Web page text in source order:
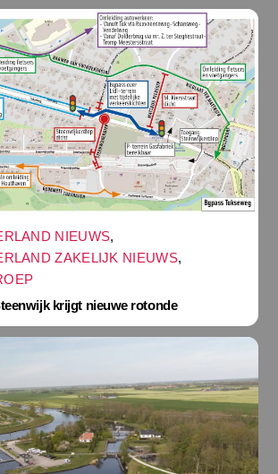
NIEUWS,
ZAKELIJK NIEUWS,
krijgt nieuwe rotonde